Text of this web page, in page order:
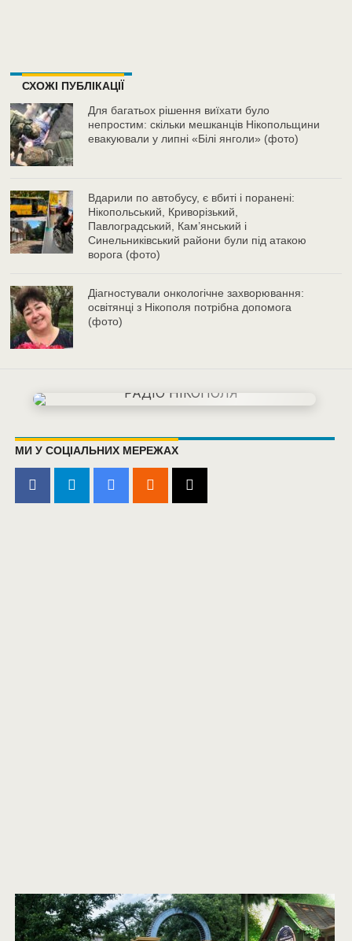
СХОЖІ ПУБЛІКАЦІЇ
Для багатьох рішення виїхати було
непростим: скільки мешканців Нікопольщини
евакуювали у липні «Білі янголи» (фото)
Вдарили по автобусу, є вбиті і поранені:
Нікопольський, Криворізький,
Павлоградський, Кам’янський і
Синельниківський райони були під атакою
ворога (фото)
Діагностували онкологічне захворювання:
освітянці з Нікополя потрібна допомога
(фото)
МИ У СОЦІАЛЬНИХ МЕРЕЖАХ